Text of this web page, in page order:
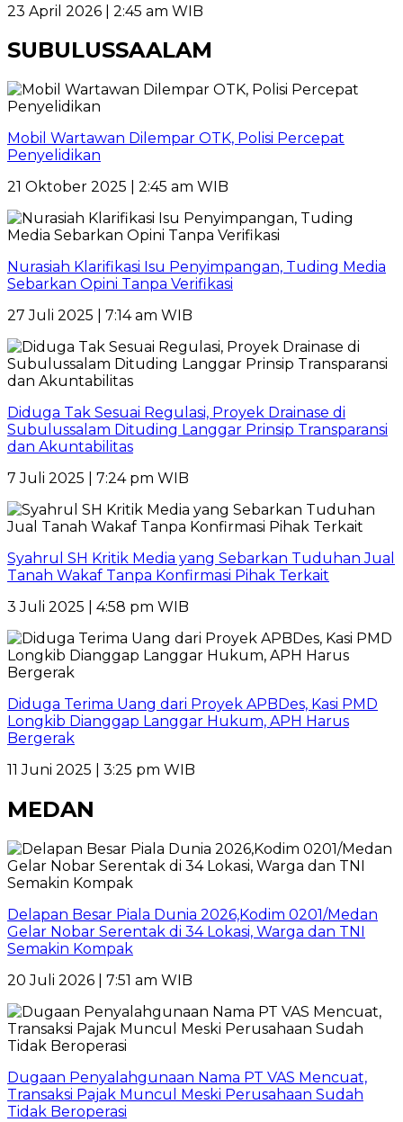
23 April 2026 | 2:45 am WIB
SUBULUSSAALAM
Mobil Wartawan Dilempar OTK, Polisi Percepat
Penyelidikan
21 Oktober 2025 | 2:45 am WIB
Nurasiah Klarifikasi Isu Penyimpangan, Tuding Media
Sebarkan Opini Tanpa Verifikasi
27 Juli 2025 | 7:14 am WIB
Diduga Tak Sesuai Regulasi, Proyek Drainase di
Subulussalam Dituding Langgar Prinsip Transparansi
dan Akuntabilitas
7 Juli 2025 | 7:24 pm WIB
Syahrul SH Kritik Media yang Sebarkan Tuduhan Jual
Tanah Wakaf Tanpa Konfirmasi Pihak Terkait
3 Juli 2025 | 4:58 pm WIB
Diduga Terima Uang dari Proyek APBDes, Kasi PMD
Longkib Dianggap Langgar Hukum, APH Harus
Bergerak
11 Juni 2025 | 3:25 pm WIB
MEDAN
Delapan Besar Piala Dunia 2026,Kodim 0201/Medan
Gelar Nobar Serentak di 34 Lokasi, Warga dan TNI
Semakin Kompak
20 Juli 2026 | 7:51 am WIB
Dugaan Penyalahgunaan Nama PT VAS Mencuat,
Transaksi Pajak Muncul Meski Perusahaan Sudah
Tidak Beroperasi